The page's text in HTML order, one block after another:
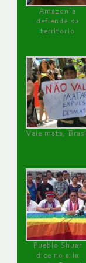
Amazonía
defiende su
territorio
Vale mata, Brasil
Pueblo Shuar
dice no a la